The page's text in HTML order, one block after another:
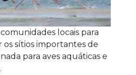
locais para
sítios importantes de
para aves aquáticas e